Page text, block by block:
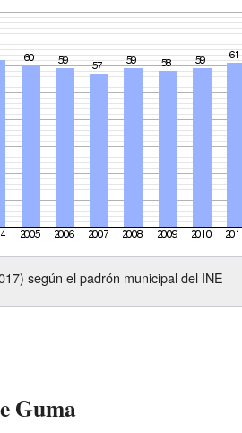
según el padrón municipal del INE
Guma